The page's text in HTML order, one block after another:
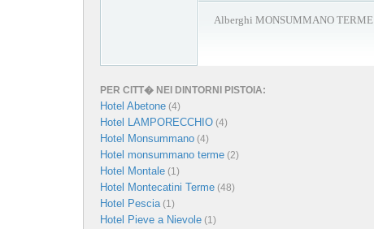
Alberghi MONSUMMANO TERME
PER CITT� NEI DINTORNI PISTOIA:
Hotel Abetone (4)
Hotel LAMPORECCHIO (4)
Hotel Monsummano (4)
Hotel monsummano terme (2)
Hotel Montale (1)
Hotel Montecatini Terme (48)
Hotel Pescia(1)
Hotel Pieve a Nievole (1)